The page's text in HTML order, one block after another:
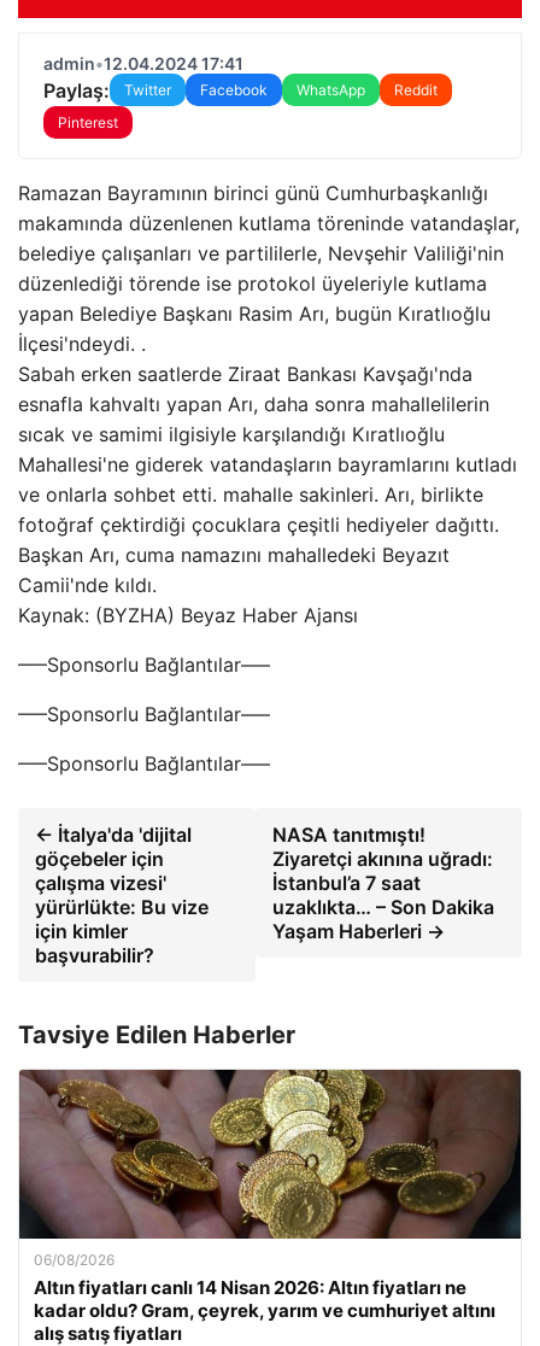
admin•12.04.2024 17:41
Paylaş: Twitter Facebook WhatsApp
Reddit
Pinterest
Ramazan Bayramının birinci günü Cumhurbaşkanlığı
makamında düzenlenen kutlama töreninde vatandaşlar,
belediye çalışanları ve partililerle, Nevşehir Valiliği'nin
düzenlediği törende ise protokol üyeleriyle kutlama
yapan Belediye Başkanı Rasim Arı, bugün Kıratlıoğlu
İlçesi'ndeydi. .
Sabah erken saatlerde Ziraat Bankası Kavşağı'nda
esnafla kahvaltı yapan Arı, daha sonra mahallelilerin
sıcak ve samimi ilgisiyle karşılandığı Kıratlıoğlu
Mahallesi'ne giderek vatandaşların bayramlarını kutladı
ve onlarla sohbet etti. mahalle sakinleri. Arı, birlikte
fotoğraf çektirdiği çocuklara çeşitli hediyeler dağıttı.
Başkan Arı, cuma namazını mahalledeki Beyazıt
Camii'nde kıldı.
Kaynak: (BYZHA) Beyaz Haber Ajansı
—–Sponsorlu Bağlantılar—–
—–Sponsorlu Bağlantılar—–
—–Sponsorlu Bağlantılar—–
← İtalya'da 'dijital
göçebeler için
çalışma vizesi'
yürürlükte: Bu vize
için kimler
başvurabilir?
NASA tanıtmıştı!
Ziyaretçi akınına uğradı:
İstanbul’a 7 saat
uzaklıkta… – Son Dakika
Yaşam Haberleri →
Tavsiye Edilen Haberler
06/08/2026
Altın fiyatları canlı 14 Nisan 2026: Altın fiyatları ne
kadar oldu? Gram, çeyrek, yarım ve cumhuriyet altını
alış satış fiyatları